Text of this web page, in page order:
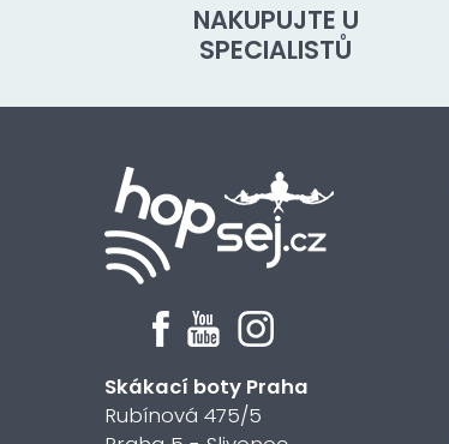
NAKUPUJTE U
SPECIALISTŮ
Skákací boty Praha
Rubínová 475/5